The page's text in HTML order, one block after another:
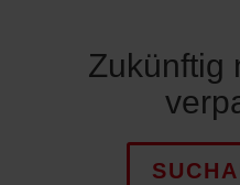
Zukünftig